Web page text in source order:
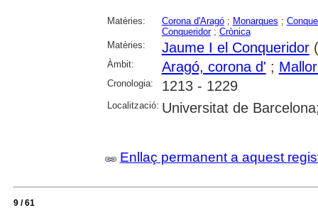
Matèries: Corona d'Aragó; Monarques ;
Conqueridor; Crònica
Matèries:
Jaume I el Conqueridor
Àmbit: Aragó, corona d' ;
Cronologia: 1213 - 1229
Localització: Universitat de
Enllaç permanent a aquest
9 / 61